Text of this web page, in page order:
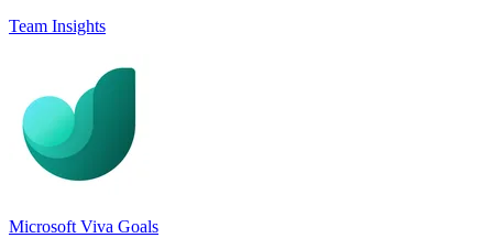
Team Insights
Microsoft Viva Goals